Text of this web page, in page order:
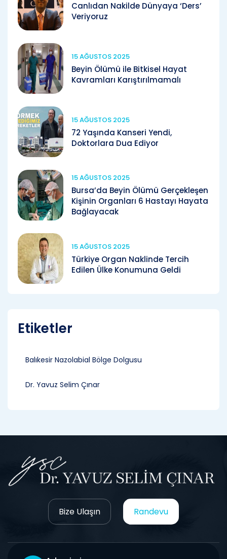
Canlıdan Nakilde Dünyaya ‘Ders’
Veriyoruz
15 AĞUSTOS 2025
Beyin Ölümü ile Bitkisel Hayat
Kavramları Karıştırılmamalı
15 AĞUSTOS 2025
72 Yaşında Kanseri Yendi,
Doktorlara Dua Ediyor
15 AĞUSTOS 2025
Bursa’da Beyin Ölümü Gerçekleşen
Kişinin Organları 6 Hastayı Hayata
Bağlayacak
15 AĞUSTOS 2025
Türkiye Organ Naklinde Tercih
Edilen Ülke Konumuna Geldi
Etiketler
Balıkesir Nazolabial Bölge Dolgusu
Dr. Yavuz Selim Çınar
Bize Ulaşın Randevu